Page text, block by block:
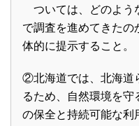
ついては、どのよう
で調査を進めてきたの
体的に提示すること。
②北海道では、北海道
るため、自然環境を
の保全と持続可能な利